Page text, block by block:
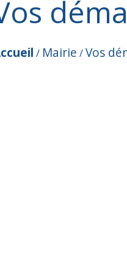
/ Mairie /Vos